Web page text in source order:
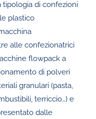
di confezioni
plastico
alle confezionatrici
flowpack a
di polveri
granulari (pasta,
terriccio…) e
dalle